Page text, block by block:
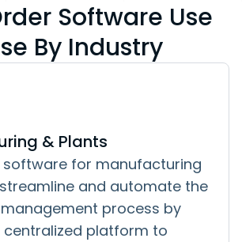
Software Use
By Industry
& Plants
software for manufacturing
and automate the
process by
centralized platform to